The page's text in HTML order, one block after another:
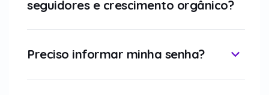
seguidores e crescimento orgânico?
Preciso informar minha senha?